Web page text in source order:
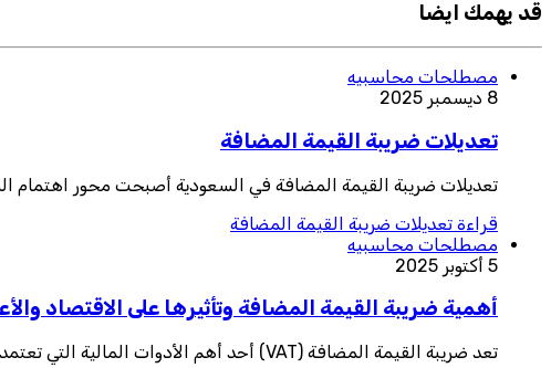
قد يهمك ايضا
مصطلحات محاسبيه
8 ديسمبر 2025
تعديلات ضريبة القيمة المضافة
تعديلات ضريبة القيمة المضافة في السعودية أصبحت محور اهتمام الشركات
قراءة تعديلات ضريبة القيمة المضافة
مصطلحات محاسبيه
5 أكتوبر 2025
أهمية ضريبة القيمة المضافة وتأثيرها على الاقتصاد
تعد ضريبة القيمة المضافة (VAT) أحد أهم الأدوات المالية التي تعتمد عليها الحكومات لتوفير موارد مالية مستدامة لدعم الإنفاق العام وتحسين الخدما